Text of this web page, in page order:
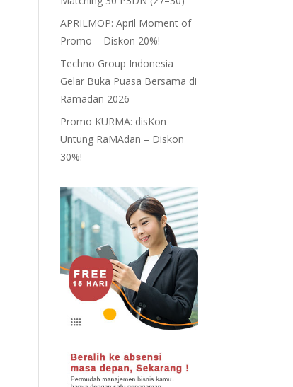
APRILMOP: April Moment of
Promo – Diskon 20%!
Techno Group Indonesia
Gelar Buka Puasa Bersama di
Ramadan 2026
Promo KURMA: disKon
Untung RaMAdan – Diskon
30%!